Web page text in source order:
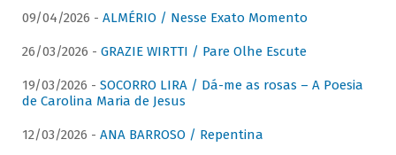
09/04/2026 - ALMÉRIO / Nesse Exato Momento
26/03/2026 - GRAZIE WIRTTI / Pare Olhe Escute
19/03/2026 - SOCORRO LIRA / Dá-me as rosas – A Poesia
de Carolina Maria de Jesus
12/03/2026 - ANA BARROSO / Repentina